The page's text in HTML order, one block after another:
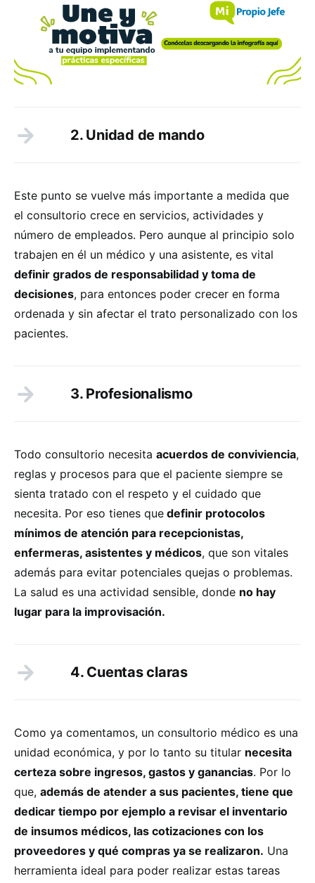
2. Unidad de mando
Este punto se vuelve más importante a medida que
el consultorio crece en servicios, actividades y
número de empleados. Pero aunque al principio solo
trabajen en él un médico y una asistente, es vital
definir grados de responsabilidad y toma de
decisiones, para entonces poder crecer en forma
ordenada y sin afectar el trato personalizado con los
pacientes.
3. Profesionalismo
Todo consultorio necesita acuerdos de conviviencia,
reglas y procesos para que el paciente siempre se
sienta tratado con el respeto y el cuidado que
necesita. Por eso tienes que definir protocolos
mínimos de atención para recepcionistas,
enfermeras, asistentes y médicos, que son vitales
además para evitar potenciales quejas o problemas.
La salud es una actividad sensible, donde no hay
lugar para la improvisación.
4. Cuentas claras
Como ya comentamos, un consultorio médico es una
unidad económica, y por lo tanto su titular necesita
certeza sobre ingresos, gastos y ganancias. Por lo
que, además de atender a sus pacientes, tiene que
dedicar tiempo por ejemplo a revisar el inventario
de insumos médicos, las cotizaciones con los
proveedores y qué compras ya se realizaron. Una
herramienta ideal para poder realizar estas tareas